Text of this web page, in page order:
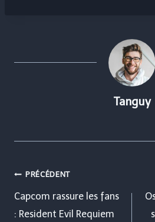
Tanguy
Navigation
de
l’article
PRÉCÉDENT
Capcom rassure les fans
: Resident Evil Requiem